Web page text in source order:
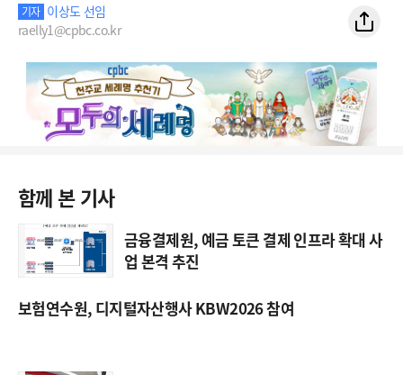
기자 이상도 선임
raelly1@cpbc.co.kr
함께 본 기사
금융결제원, 예금 토큰 결제 인프라 확대 사
업 본격 추진
보험연수원, 디지털자산행사 KBW2026 참여